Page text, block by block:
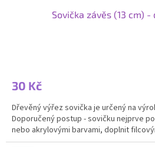
Sovička závěs (13 cm)
30 Kč
Dřevěný výřez sovička je určený na
Doporučený postup - sovičku nejprve
nebo akrylovými barvami, doplnit